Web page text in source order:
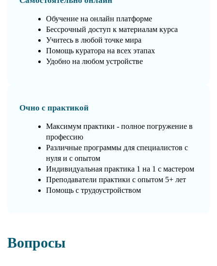
Обучение на онлайн платформе
Бессрочный доступ к материалам курса
Учитесь в любой точке мира
Помощь куратора на всех этапах
Удобно на любом устройстве
Очно с практикой
Максимум практики - полное погружение в
профессию
Различные программы для специалистов с
нуля и с опытом
Индивидуальная практика 1 на 1 с мастером
Преподаватели практики с опытом 5+ лет
Помощь с трудоустройством
Вопросы